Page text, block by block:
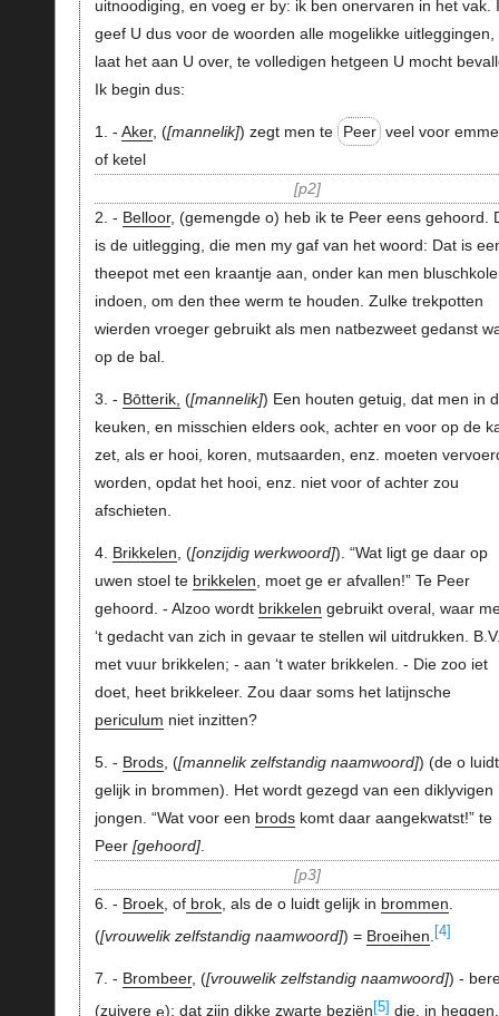
uitnoodiging, en voeg er by: ik ben onervaren in het vak.
geef U dus voor de woorden alle mogelikke uitleggingen,
laat het aan U over, te volledigen hetgeen U mocht
Ik begin dus:
1. - Aker, ( mannelik ) zegt men te Peer veel voor
of ketel
p2
2. - Belloor, (gemengde o) heb ik te Peer eens gehoord.
is de uitlegging, die men my gaf van het woord: Dat is
theepot met een kraantje aan, onder kan men
indoen, om den thee werm te houden. Zulke trekpotten
wierden vroeger gebruikt als men natbezweet gedanst
op de bal.
3. - Bōtterik, ( mannelik ) Een houten getuig, dat men in
keuken, en misschien elders ook, achter en voor op de
zet, als er hooi, koren, mutsaarden, enz. moeten
worden, opdat het hooi, enz. niet voor of achter zou
afschieten.
4. Brikkelen, ( onzijdig werkwoord ). “Wat ligt ge daar op
uwen stoel te brikkelen, moet ge er afvallen!” Te Peer
gehoord. - Alzoo wordt brikkelen gebruikt overal, waar
‘t gedacht van zich in gevaar te stellen wil uitdrukken.
met vuur brikkelen; - aan ‘t water brikkelen. - Die zoo iet
doet, heet brikkeleer. Zou daar soms het latijnsche
periculum niet inzitten?
5. - Brods, ( mannelik zelfstandig naamwoord ) (de o luidt
gelijk in brommen). Het wordt gezegd van een diklyvigen
jongen. “Wat voor een brodskomt daar aangekwatst!” te
Peer gehoord .
p3
6. - Broek, ofbrok, als de o luidt gelijk in brommen
( vrouwelik zelfstandig naamwoord ) = Broeihen. [4]
7. - Brombeer, ( vrouwelik zelfstandig naamwoord ) -
(zuivere e); dat zijn dikke zwarte beziën [5] die, in heggen,